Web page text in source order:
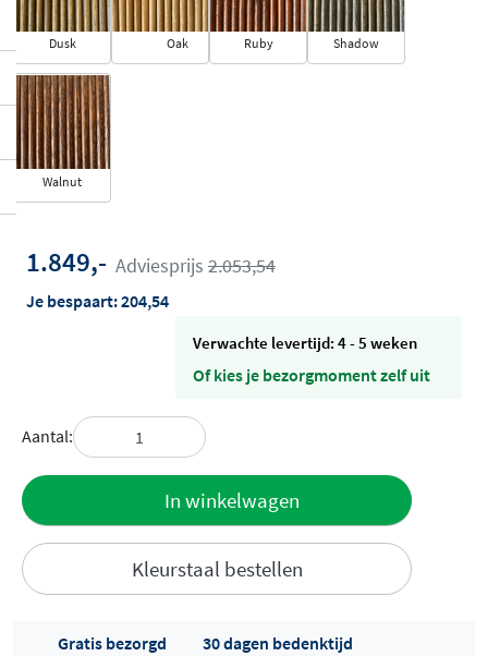
Dusk Oak Ruby Shadow
Walnut
1.849,- Adviesprijs 2.053,54
Je bespaart:204,54
Verwachte levertijd: 4 - 5 weken
Of kies je bezorgmoment zelf uit
Aantal:
In winkelwagen
Kleurstaal bestellen
Gratis bezorgd
30 dagen bedenktijd